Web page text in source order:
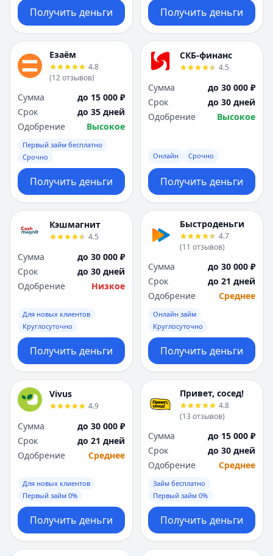
Получить деньги Получить деньги
Езаём
4.8
(12отзывов)
Сумма
до 15 000 ₽
Срок
до 35 дней
Одобрение
Высокое
Первый займ бесплатно
Срочно
Получить деньги
СКБ-финанс
4.5
Сумма
до 30 000 ₽
Срок
до 30 дней
Одобрение
Высокое
Онлайн Срочно
Получить деньги
Кэшмагнит
4.5
Сумма
до 30 000 ₽
Срок
до 30 дней
Одобрение
Низкое
Для новых клиентов
Круглосуточно
Получить деньги
Быстроденьги
4.7
(11 отзывов)
Сумма
до 30 000 ₽
Срок
до 21 дней
Одобрение
Среднее
Онлайн займ
Круглосуточно
Получить деньги
Vivus
4.9
Сумма
до 30 000 ₽
Срок
до 21 дней
Одобрение
Среднее
Для новых клиентов
Первый займ 0%
Получить деньги
Привет, сосед!
4.8
(13 отзывов)
Сумма
до 15 000 ₽
Срок
до 30 дней
Одобрение
Среднее
Займ бесплатно
Первый займ 0%
Получить деньги